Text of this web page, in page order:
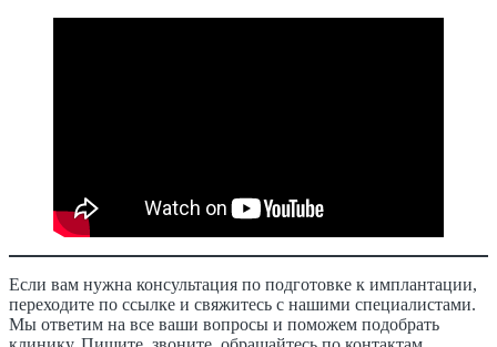
Если вам нужна консультация по подготовке к имплантации,
переходите по ссылке и свяжитесь с нашими специалистами.
Мы ответим на все ваши вопросы и поможем подобрать